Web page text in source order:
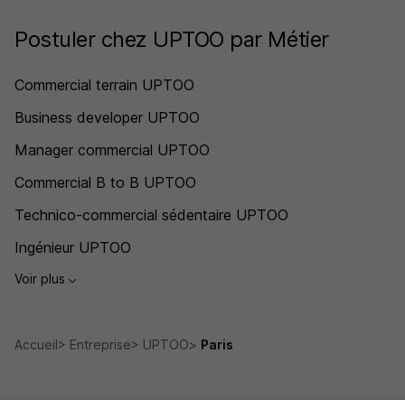
Postuler chez UPTOO par Métier
Commercial terrain UPTOO
Business developer UPTOO
Manager commercial UPTOO
Commercial B to B UPTOO
Technico-commercial sédentaire UPTOO
Ingénieur UPTOO
Voir plus
Accueil Entreprise UPTOO Paris